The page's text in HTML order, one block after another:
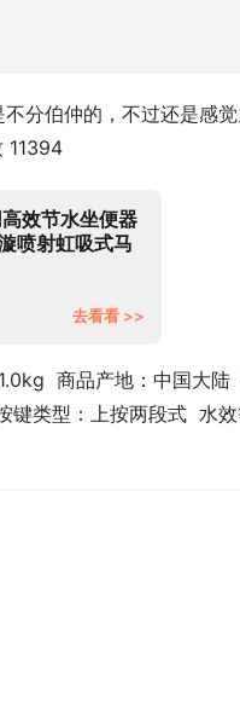
分伯仲的，不过还是感
11394
效节水坐便器
喷射虹吸式马
去看看 >>
商品产地：中国大陆
类型：上按两段式  水效